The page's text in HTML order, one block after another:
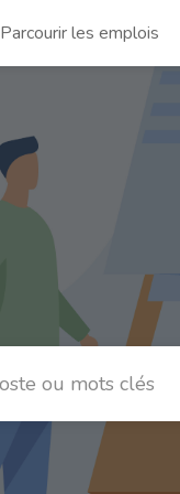
Parcourir les emplois